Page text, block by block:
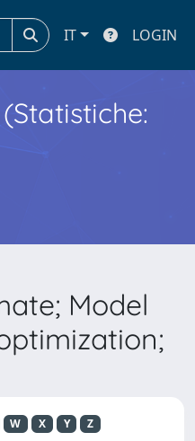
IT LOGIN
(Statistiche:
Model
W X Y Z